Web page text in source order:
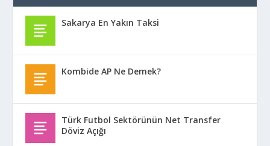
Sakarya En Yakın Taksi
Kombide AP Ne Demek?
Türk Futbol Sektörünün Net Transfer
Döviz Açığı